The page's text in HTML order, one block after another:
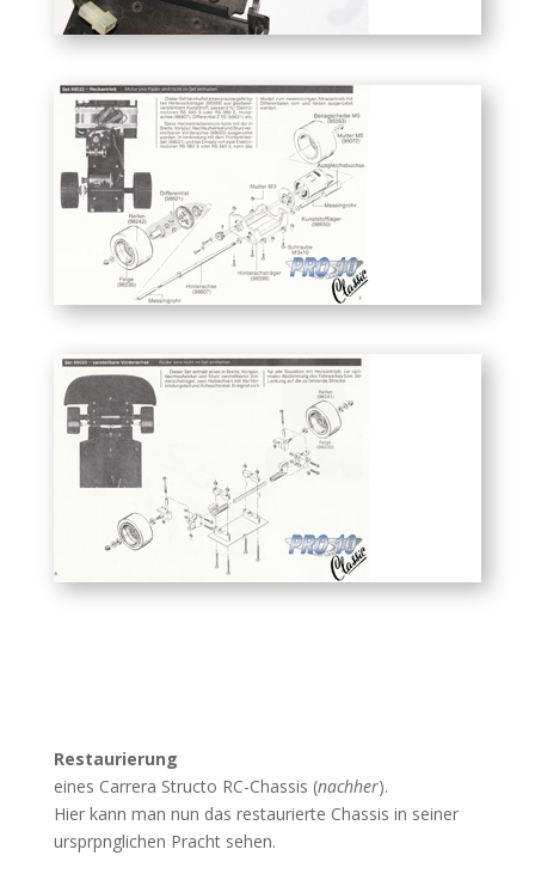
Restaurierung
eines Carrera Structo RC-Chassis (nachher).
Hier kann man nun das restaurierte Chassis in seiner
ursprpnglichen Pracht sehen.